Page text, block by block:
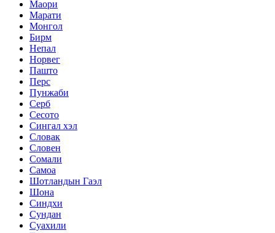
Маори
Марати
Монгол
Бирм
Непал
Норвег
Пашто
Перс
Пунжаби
Серб
Сесото
Сингал хэл
Словак
Словен
Сомали
Самоа
Шотландын Гаэл
Шона
Синдхи
Сундан
Суахили